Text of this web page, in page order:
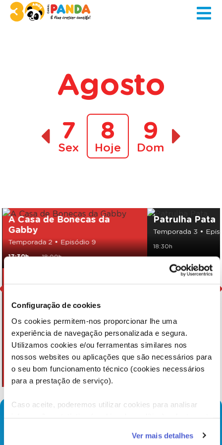
Configuração de cookies
Os cookies permitem-nos proporcionar lhe uma
experiência de navegação personalizada e segura.
Utilizamos cookies e/ou ferramentas similares nos
nossos websites ou aplicações que são necessários para
o seu bom funcionamento técnico (cookies necessários
para a prestação de serviço).
Caso aceite, poderemos utilizar cookies para analisar
funcionalidades (cookies de personalização e
Ver mais detalhes
Agosto
7
Sex
8
Hoje
9
Dom
A Casa de Bonecas da
Gabby
Temporada 2 • Episódio 9
17:30h 18:00h
Patrulha Pata
Temporada 3 •
18:30h